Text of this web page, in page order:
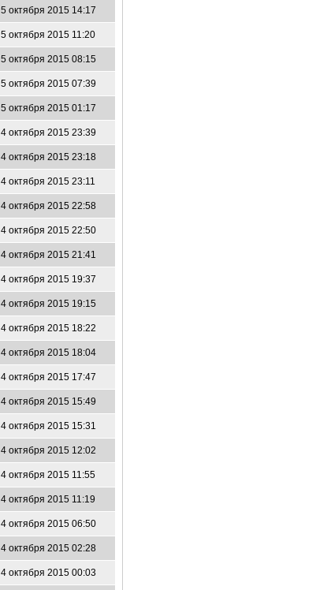
5 октября 2015 14:17
5 октября 2015 11:20
5 октября 2015 08:15
5 октября 2015 07:39
5 октября 2015 01:17
4 октября 2015 23:39
4 октября 2015 23:18
4 октября 2015 23:11
4 октября 2015 22:58
4 октября 2015 22:50
4 октября 2015 21:41
4 октября 2015 19:37
4 октября 2015 19:15
4 октября 2015 18:22
4 октября 2015 18:04
4 октября 2015 17:47
4 октября 2015 15:49
4 октября 2015 15:31
4 октября 2015 12:02
4 октября 2015 11:55
4 октября 2015 11:19
4 октября 2015 06:50
4 октября 2015 02:28
4 октября 2015 00:03